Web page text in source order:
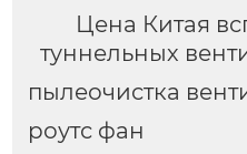
Цена Китая
туннельных
пылеочистка
роутс фан